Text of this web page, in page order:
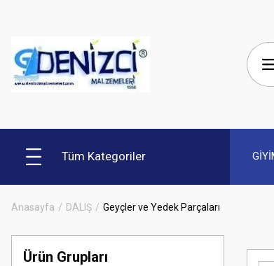
Tüm Kategoriler
Anasayfa DALIŞ Geyçler ve Yedek Parçaları
Ürün Grupları